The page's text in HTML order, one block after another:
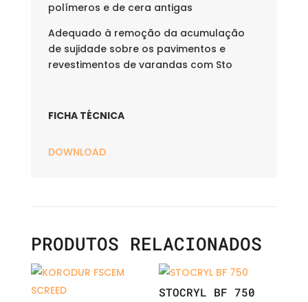
polímeros e de cera antigas
Adequado à remoção da acumulação
de sujidade sobre os pavimentos e
revestimentos de varandas com Sto
FICHA TÉCNICA
DOWNLOAD
PRODUTOS RELACIONADOS
STOCRYL BF 750